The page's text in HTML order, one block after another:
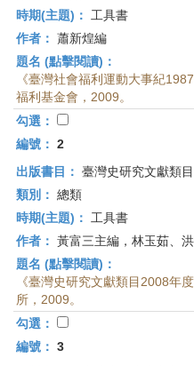
時期(主題)：
工具書
作者： 蕭新煌編
題名 (點擊閱讀)：
《臺灣社會福利運動大事紀
福利基金會，2009。
勾選：
編號： 2
出版書目： 臺灣史研究文獻類
類別： 總類
時期(主題)：
工具書
作者： 黃富三主編，林玉茹、
題名 (點擊閱讀)：
《臺灣史研究文獻類目2008年
所，2009。
勾選：
編號： 3